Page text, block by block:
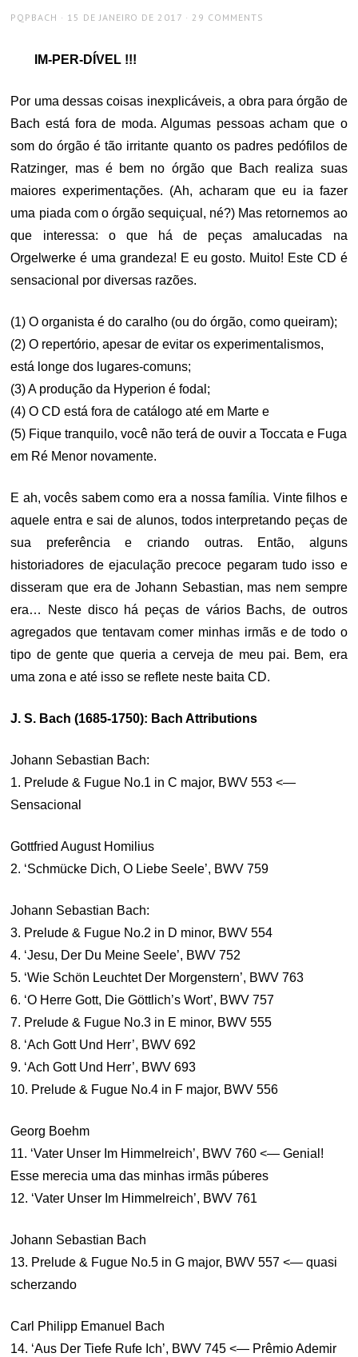
AUTHOR
PQPBACH
POSTED
15 DE JANEIRO DE 2017 29 COMMENTS
IM-PER-DÍVEL !!!
Por uma dessas coisas inexplicáveis, a obra para órgão de
Bach está fora de moda. Algumas pessoas acham que o
som do órgão é tão irritante quanto os padres pedófilos de
Ratzinger, mas é bem no órgão que Bach realiza suas
maiores experimentações. (Ah, acharam que eu ia fazer
uma piada com o órgão sequiçual, né?) Mas retornemos ao
que interessa: o que há de peças amalucadas na
Orgelwerke é uma grandeza! E eu gosto. Muito! Este CD é
sensacional por diversas razões.
(1) O organista é do caralho (ou do órgão, como queiram);
(2) O repertório, apesar de evitar os experimentalismos,
está longe dos lugares-comuns;
(3) A produção da Hyperion é fodal;
(4) O CD está fora de catálogo até em Marte e
(5) Fique tranquilo, você não terá de ouvir a Toccata e Fuga
em Ré Menor novamente.
E ah, vocês sabem como era a nossa família. Vinte filhos e
aquele entra e sai de alunos, todos interpretando peças de
sua preferência e criando outras. Então, alguns
historiadores de ejaculação precoce pegaram tudo isso e
disseram que era de Johann Sebastian, mas nem sempre
era… Neste disco há peças de vários Bachs, de outros
agregados que tentavam comer minhas irmãs e de todo o
tipo de gente que queria a cerveja de meu pai. Bem, era
uma zona e até isso se reflete neste baita CD.
J. S. Bach (1685-1750): Bach Attributions
Johann Sebastian Bach:
1. Prelude & Fugue No.1 in C major, BWV 553 <—
Sensacional
Gottfried August Homilius
2. ‘Schmücke Dich, O Liebe Seele’, BWV 759
Johann Sebastian Bach:
3. Prelude & Fugue No.2 in D minor, BWV 554
4. ‘Jesu, Der Du Meine Seele’, BWV 752
5. ‘Wie Schön Leuchtet Der Morgenstern’, BWV 763
6. ‘O Herre Gott, Die Göttlich’s Wort’, BWV 757
7. Prelude & Fugue No.3 in E minor, BWV 555
8. ‘Ach Gott Und Herr’, BWV 692
9. ‘Ach Gott Und Herr’, BWV 693
10. Prelude & Fugue No.4 in F major, BWV 556
Georg Boehm
11. ‘Vater Unser Im Himmelreich’, BWV 760 <— Genial!
Esse merecia uma das minhas irmãs púberes
12. ‘Vater Unser Im Himmelreich’, BWV 761
Johann Sebastian Bach
13. Prelude & Fugue No.5 in G major, BWV 557 <— quasi
scherzando
Carl Philipp Emanuel Bach
14. ‘Aus Der Tiefe Rufe Ich’, BWV 745 <— Prêmio Ademir